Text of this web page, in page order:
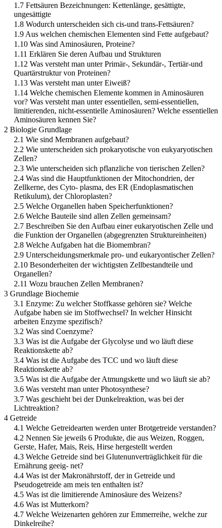
1.7 Fettsäuren Bezeichnungen: Kettenlänge, gesättigte,
ungesättigte
1.8 Wodurch unterscheiden sich cis-und trans-Fettsäuren?
1.9 Aus welchen chemischen Elementen sind Fette aufgebaut?
1.10 Was sind Aminosäuren, Proteine?
1.11 Erklären Sie deren Aufbau und Strukturen
1.12 Was versteht man unter Primär-, Sekundär-, Tertiär-und
Quartärstruktur von Proteinen?
1.13 Was versteht man unter Eiweiß?
1.14 Welche chemischen Elemente kommen in Aminosäuren
vor? Was versteht man unter essentiellen, semi-essentiellen,
limitierenden, nicht-essentielle Aminosäuren? Welche essentiellen
Aminosäuren kennen Sie?
2 Biologie Grundlage
2.1 Wie sind Membranen aufgebaut?
2.2 Wie unterscheiden sich prokaryotische von eukyaryotischen
Zellen?
2.3 Wie unterscheiden sich pflanzliche von tierischen Zellen?
2.4 Was sind die Hauptfunktionen der Mitochondrien, der
Zellkerne, des Cyto- plasma, des ER (Endoplasmatischen
Retikulum), der Chloroplasten?
2.5 Welche Organellen haben Speicherfunktionen?
2.6 Welche Bauteile sind allen Zellen gemeinsam?
2.7 Beschreiben Sie den Aufbau einer eukaryotischen Zelle und
die Funktion der Organellen (abgegrenzten Struktureinheiten)
2.8 Welche Aufgaben hat die Biomembran?
2.9 Unterscheidungsmerkmale pro- und eukaryontischer Zellen?
2.10 Besonderheiten der wichtigsten Zellbestandteile und
Organellen?
2.11 Wozu brauchen Zellen Membranen?
3 Grundlage Biochemie
3.1 Enzyme: Zu welcher Stoffkasse gehören sie? Welche
Aufgabe haben sie im Stoffwechsel? In welcher Hinsicht
arbeiten Enzyme spezifisch?
3.2 Was sind Coenzyme?
3.3 Was ist die Aufgabe der Glycolyse und wo läuft diese
Reaktionskette ab?
3.4 Was ist die Aufgabe des TCC und wo läuft diese
Reaktionskette ab?
3.5 Was ist die Aufgabe der Atmungskette und wo läuft sie ab?
3.6 Was versteht man unter Photosynthese?
3.7 Was geschieht bei der Dunkelreaktion, was bei der
Lichtreaktion?
4 Getreide
4.1 Welche Getreidearten werden unter Brotgetreide verstanden?
4.2 Nennen Sie jeweils 6 Produkte, die aus Weizen, Roggen,
Gerste, Hafer, Mais, Reis, Hirse hergestellt werden
4.3 Welche Getreide sind bei Glutenunverträglichkeit für die
Ernährung geeig- net?
4.4 Was ist der Makronährstoff, der in Getreide und
Pseudogetreide am meis ten enthalten ist?
4.5 Was ist die limitierende Aminosäure des Weizens?
4.6 Was ist Mutterkorn?
4.7 Welche Weizenarten gehören zur Emmerreihe, welche zur
Dinkelreihe?